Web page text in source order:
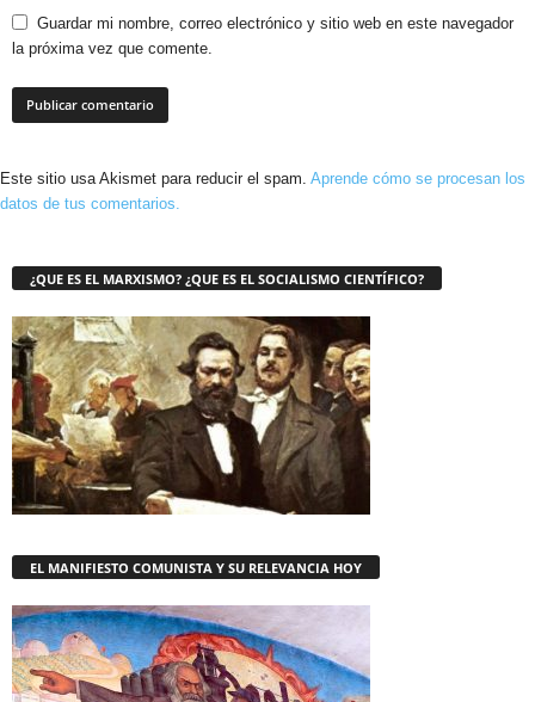
Guardar mi nombre, correo electrónico y sitio web en este navegador
la próxima vez que comente.
Este sitio usa Akismet para reducir el spam. Aprende cómo se procesan los
datos de tus comentarios.
¿QUE ES EL MARXISMO? ¿QUE ES EL SOCIALISMO CIENTÍFICO?
EL MANIFIESTO COMUNISTA Y SU RELEVANCIA HOY